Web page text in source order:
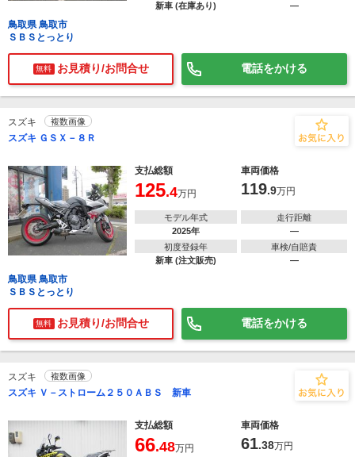
新車 (在庫あり)
―
鳥取県 鳥取市
ＳＢＳとっとり
無料 お見積り/お問合せ 電話をかける
スズキ 複数画像
スズキ ＧＳＸ－８Ｒ
支払総額 車両価格
125.4万円 119.9万円
モデル年式
2025年
走行距離
―
初度登録年
新車 (注文販売)
車検/自賠責
―
鳥取県 鳥取市
ＳＢＳとっとり
無料 お見積り/お問合せ 電話をかける
スズキ 複数画像
スズキ Ｖ－ストローム２５０ＡＢＳ 新車
支払総額 車両価格
66.48万円 61.38万円